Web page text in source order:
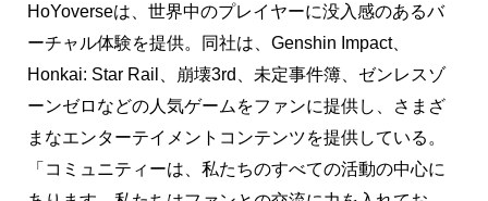
HoYoverseは、世界中のプレイヤーに没入感のあるバ
ーチャル体験を提供。同社は、Genshin Impact、
Honkai: Star Rail、崩壊3rd、未定事件簿、ゼンレスゾ
ーンゼロなどの人気ゲームをファンに提供し、さまざ
まなエンターテイメントコンテンツを提供している。
「コミュニティーは、私たちのすべての活動の中心に